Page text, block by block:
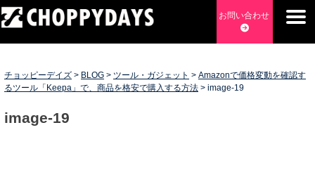
Skip
to
content
支援・ECサイト立ち上げ・Webマーケティング・SEO・ホー
ムページ制作・Web開発・アプリ開発・コーチング チョッピ
お問い合わせ
チョッピーデイズ > BLOG > ツール・ガジェット > Amazonで価格変動を確認す
るツール「Keepa」で、商品を格安で購入する方法 > image-19
image-19